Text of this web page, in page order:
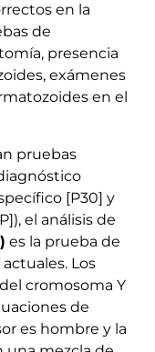
en la
de
presencia
exámenes
en el
pruebas
[P30] y
el análisis de
es la prueba de
Los
cromosoma Y
de
es hombre y la